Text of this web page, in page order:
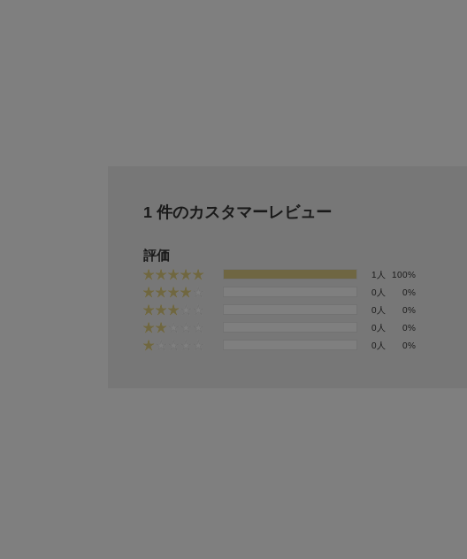
1 件のカスタマーレビュー
評価
1人
100%
0人
0%
0人
0%
0人
0%
0人
0%